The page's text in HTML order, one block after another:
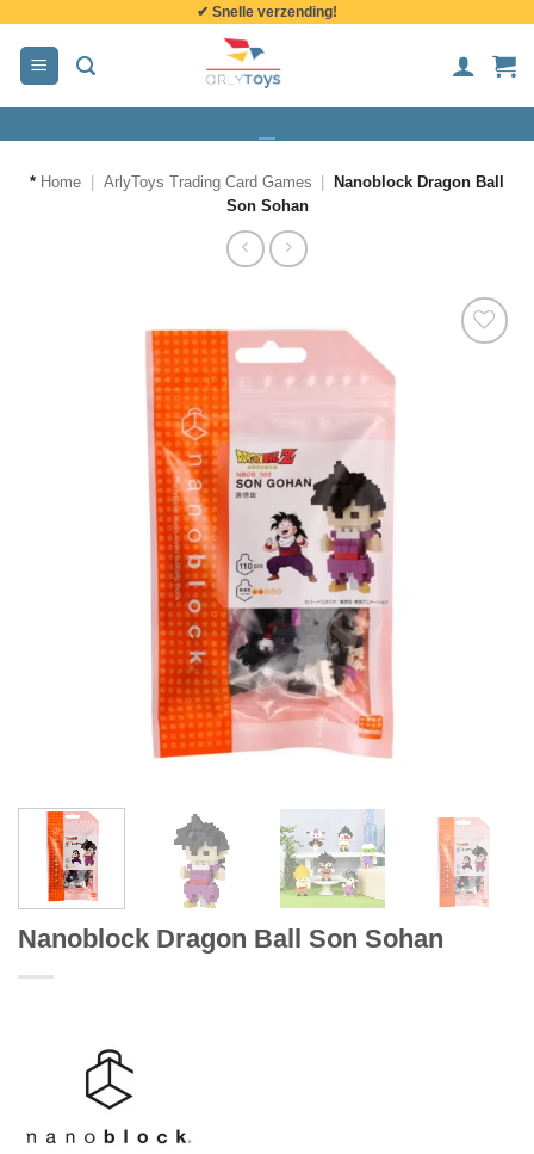
inhoud
✔ Snelle verzending!
* Home ArlyToys Trading Card Games
Nanoblock Dragon Ball
Son Sohan
Nanoblock Dragon Ball Son Sohan